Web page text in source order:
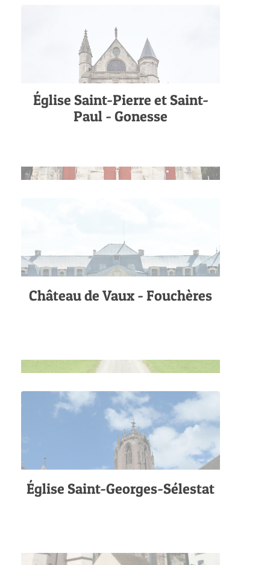
Église Saint-Pierre et Saint-
Paul - Gonesse
Château de Vaux - Fouchères
Église Saint-Georges-Sélestat